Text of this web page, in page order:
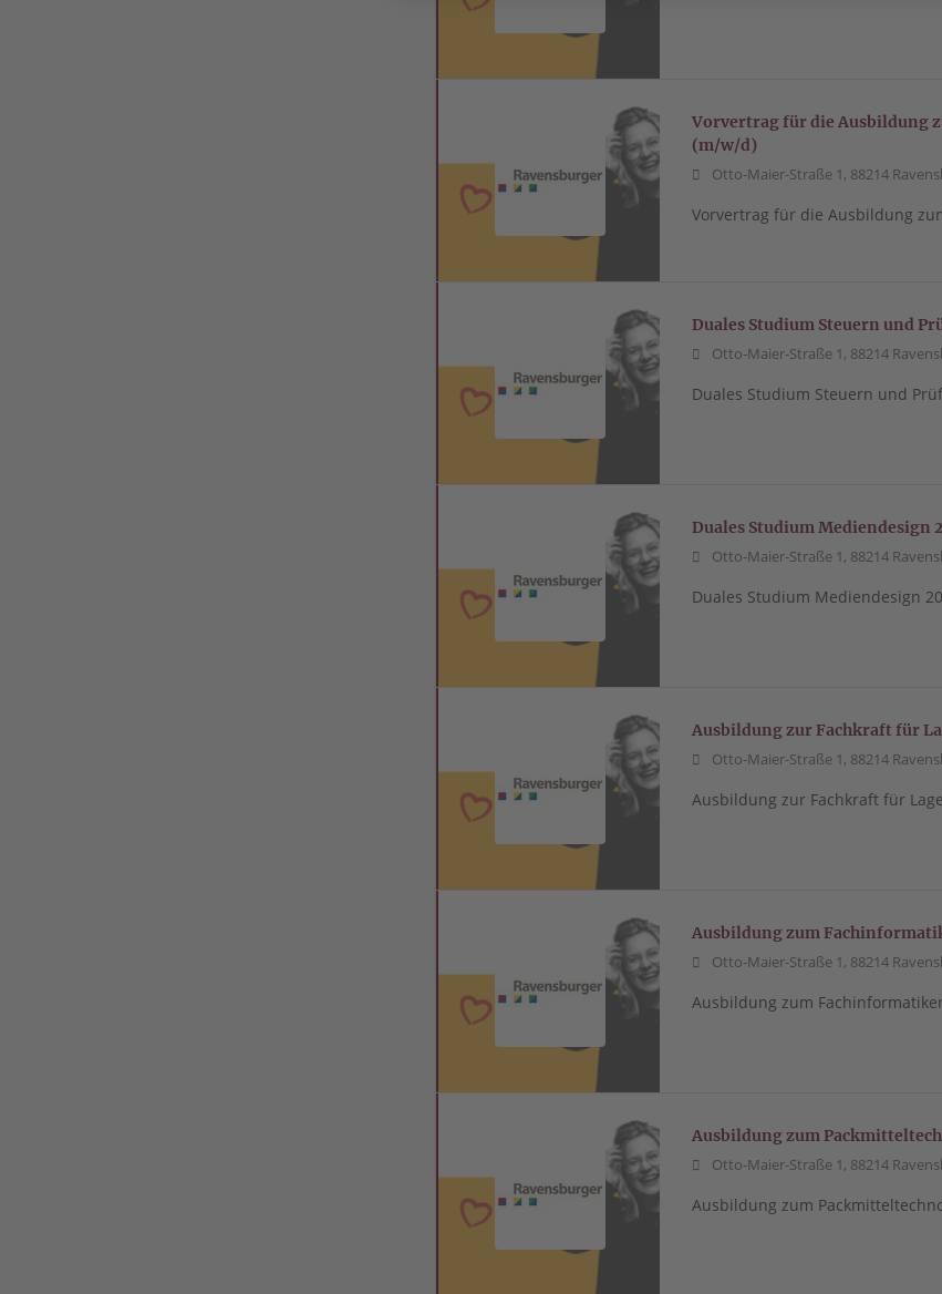
Vorvertrag für die Ausbildung
(m/w/d)
Otto-Maier-Straße 1, 88214
Vorvertrag für die Ausbildung
Duales Studium Steuern und
Otto-Maier-Straße 1, 88214
Duales Studium Steuern und
Duales Studium Mediendesign
Otto-Maier-Straße 1, 88214
Duales Studium Mediendesign
Ausbildung zur Fachkraft für
Otto-Maier-Straße 1, 88214
Ausbildung zur Fachkraft für
Ausbildung zum
Otto-Maier-Straße 1, 88214
Ausbildung zum
Ausbildung zum
Otto-Maier-Straße 1, 88214
Ausbildung zum